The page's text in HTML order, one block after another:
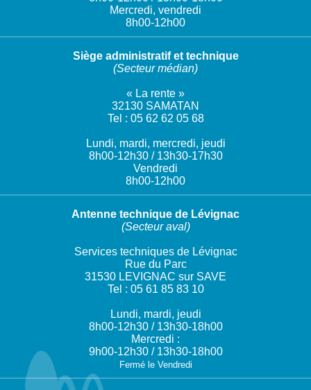
Mercredi, vendredi
8h00-12h00
Siège administratif et technique
(Secteur médian)
« La rente »
32130 SAMATAN
Tel : 05 62 62 05 68
Lundi, mardi, mercredi, jeudi
8h00-12h30 / 13h30-17h30
Vendredi
8h00-12h00
Antenne technique de Lévignac
(Secteur aval)
Services techniques de Lévignac
Rue du Parc
31530 LEVIGNAC sur SAVE
Tel : 05 61 85 83 10
Lundi, mardi, jeudi
8h00-12h30 / 13h30-18h00
Mercredi :
9h00-12h30 / 13h30-18h00
Fermé le Vendredi